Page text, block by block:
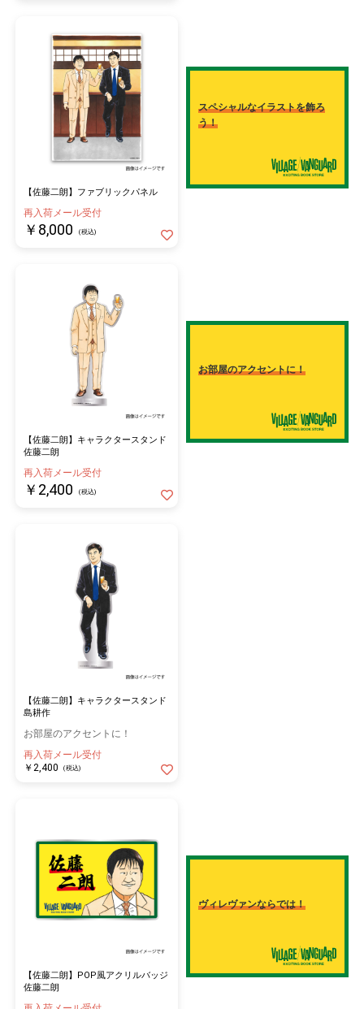
※別会計を合算することは不可となります。
■当選発表
当選者の発表は賞品の発送をもって代えさせていただきます。
※賞品の発送時期は2025年7月以降となります。ご注文の商品と
は別送になります。
■注意点（※下記を必ずお読みください。）
・賞品・抽選・当選に関するお問い合わせ等にはお答えできませ
ん。
・賞品は、株式会社ヴィレッジヴァンガードより発送します。
・賞品のお届けは、日本国内のみです。対象商品と同住所へお送
りさせていただきます。
・賞品の交換・返品・再発送はできません。
・当選の権利および賞品の第三者への譲渡・換金・転売・オーク
ション等への出品等はご遠慮ください。
・上記の注意事項は、ご応募いただいた時点でご了承いただいた
【佐藤二朗】ファブリックパネル
再入荷メール受付
￥8,000 (税込)
スペシャルなイラストを飾ろ
う！
【佐藤二朗】キャラクタースタンド
佐藤二朗
再入荷メール受付
￥2,400 (税込)
お部屋のアクセントに！
【佐藤二朗】キャラクタースタンド
島耕作
お部屋のアクセントに！
再入荷メール受付
￥2,400
(税込)
【佐藤二朗】POP風アクリルバッジ
佐藤二朗
ヴィレヴァンならでは！